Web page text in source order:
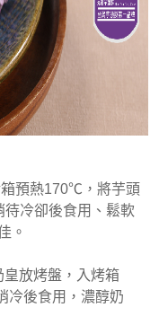
箱預熱170℃，將芋頭
冷卻後食用、鬆軟
。
皇放烤盤，入烤箱
冷後食用，濃醇奶